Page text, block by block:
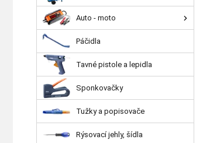
Auto - moto
Páčidla
Tavné pistole a lepidla
Sponkovačky
Tužky a popisovače
Rýsovací jehly, šídla